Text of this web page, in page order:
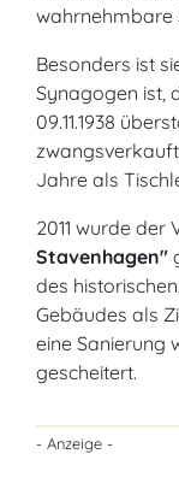
wahrnehmbare
Besonders ist
Synagogen ist,
09.11.1938
Jahre als
2011 wurde der
Stavenhagen"
des
Gebäudes als
eine Sanierung
gescheitert.
- Anzeige -